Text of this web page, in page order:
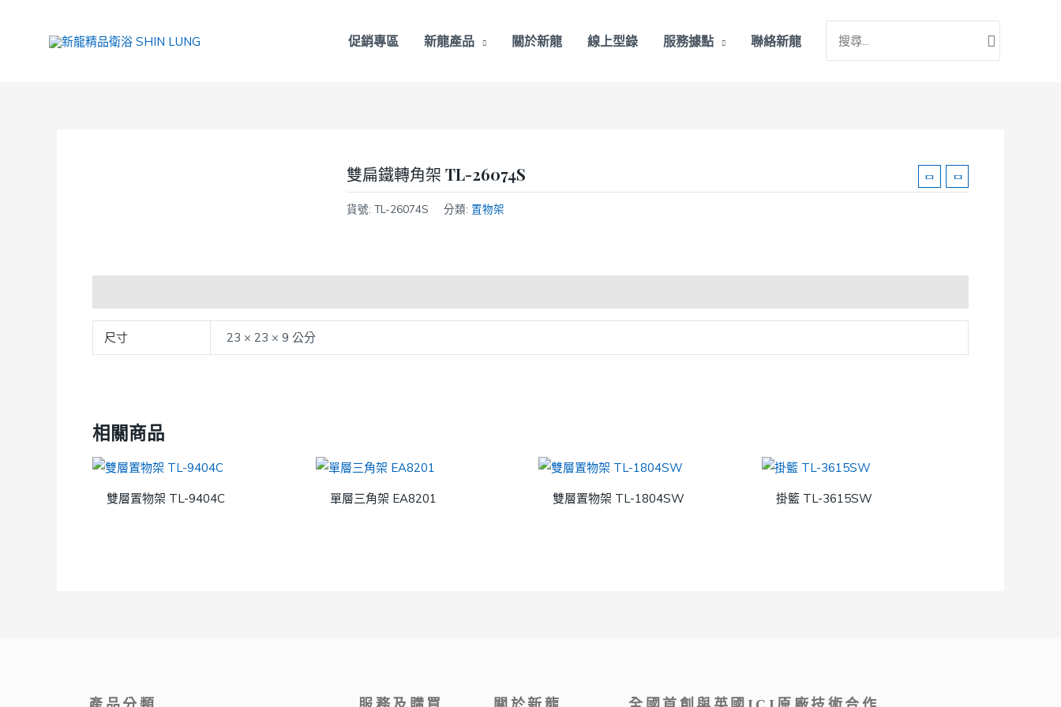
促銷專區 新龍產品 關於新龍 線上型錄 服務據點 聯絡新龍
尋：
雙扁鐵轉角架 TL-26074S
貨號: TL-26074S 分類: 置物架
尺寸 23 × 23 × 9 公分
相關商品
雙層置物架 TL-9404C 單層三角架 EA8201 雙層置物架 TL-1804SW 掛籃 TL-3615SW